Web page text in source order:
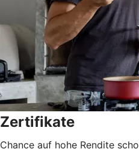
Zertifikate
Chance auf hohe Rendite